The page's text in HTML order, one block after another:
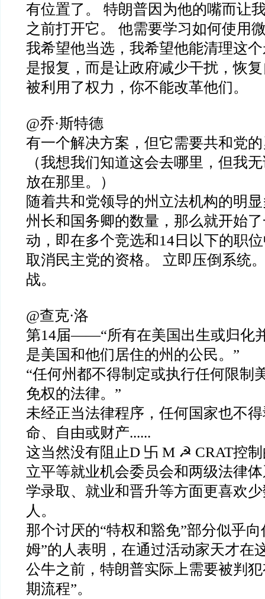
有位置了。 特朗普因为他的嘴而让
之前打开它。 他需要学习如何使用
我希望他当选，我希望他能清理这
是报复，而是让政府减少干扰，恢
被利用了权力，你不能改革他们。
@乔·斯特德
有一个解决方案，但它需要共和党
（我想我们知道这会去哪里，但我
放在那里。）
随着共和党领导的州立法机构的明
州长和国务卿的数量，那么就开始
动，即在多个竞选和14日以下的职
取消民主党的资格。 立即压倒系统
战。
@查克·洛
第14届——“所有在美国出生或归化
是美国和他们居住的州的公民。”
“任何州都不得制定或执行任何限制
免权的法律。”
未经正当法律程序，任何国家也不
命、自由或财产......
这当然没有阻止D 卐 M ☭ CRAT控
立平等就业机会委员会和两级法律
学录取、就业和晋升等方面更喜欢
人。
那个讨厌的“特权和豁免”部分似乎
姆”的人表明，在通过活动家天才在
公牛之前，特朗普实际上需要被判
期流程”。